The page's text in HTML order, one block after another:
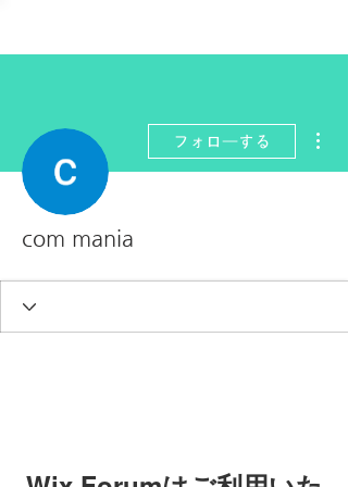
フォローする
com mania